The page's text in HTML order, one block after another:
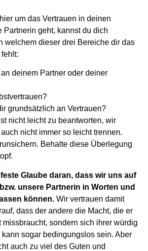
um das Vertrauen in deinen
Partnerin geht, kannst du dich
welchem dieser drei Bereiche dir das
deinem Partner oder deiner
grundsätzlich an Vertrauen?
nicht leicht zu beantworten, wir
nicht immer so leicht trennen.
Behalte diese Überlegung
Glaube daran, dass wir uns auf
unsere Partnerin in Worten und
können. Wir vertrauen damit
dass der andere die Macht, die er
missbraucht, sondern sich ihrer würdig
sogar bedingungslos sein. Aber
auch zu viel des Guten und